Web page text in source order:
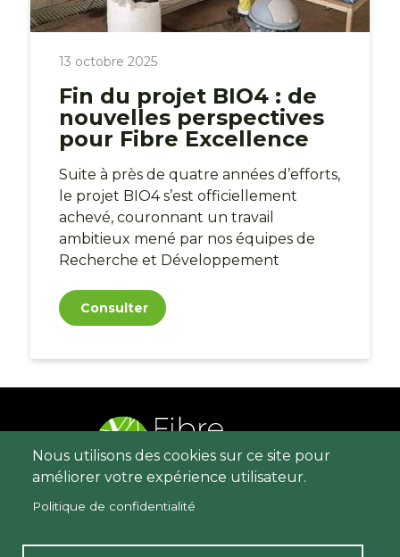
13 octobre 2025
Fin du projet BIO4 : de
nouvelles perspectives
pour Fibre Excellence
Suite à près de quatre années d’efforts,
le projet BIO4 s’est officiellement
achevé, couronnant un travail
ambitieux mené par nos équipes de
Recherche et Développement
Consulter
Nous utilisons des cookies sur ce site pour
améliorer votre expérience utilisateur.
Politique de confidentialité
Menu
de
Contact
Politique de protection des données